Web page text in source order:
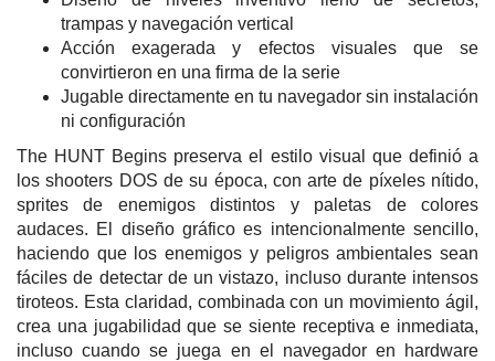
trampas y navegación vertical
Acción exagerada y efectos visuales que se
convirtieron en una firma de la serie
Jugable directamente en tu navegador sin instalación
ni configuración
The HUNT Begins preserva el estilo visual que definió a
los shooters DOS de su época, con arte de píxeles nítido,
sprites de enemigos distintos y paletas de colores
audaces. El diseño gráfico es intencionalmente sencillo,
haciendo que los enemigos y peligros ambientales sean
fáciles de detectar de un vistazo, incluso durante intensos
tiroteos. Esta claridad, combinada con un movimiento ágil,
crea una jugabilidad que se siente receptiva e inmediata,
incluso cuando se juega en el navegador en hardware